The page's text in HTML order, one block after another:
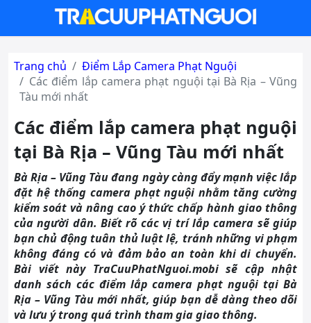
Trang chủ
Điểm Lắp Camera Phạt Nguội
Các điểm lắp camera phạt nguội tại Bà Rịa – Vũng
Tàu mới nhất
Các điểm lắp camera phạt nguội
tại Bà Rịa – Vũng Tàu mới nhất
Bà Rịa – Vũng Tàu đang ngày càng đẩy mạnh việc lắp
đặt hệ thống camera phạt nguội nhằm tăng cường
kiểm soát và nâng cao ý thức chấp hành giao thông
của người dân. Biết rõ các vị trí lắp camera sẽ giúp
bạn chủ động tuân thủ luật lệ, tránh những vi phạm
không đáng có và đảm bảo an toàn khi di chuyển.
Bài viết này TraCuuPhatNguoi.mobi sẽ cập nhật
danh sách các điểm lắp camera phạt nguội tại Bà
Rịa – Vũng Tàu mới nhất, giúp bạn dễ dàng theo dõi
và lưu ý trong quá trình tham gia giao thông.